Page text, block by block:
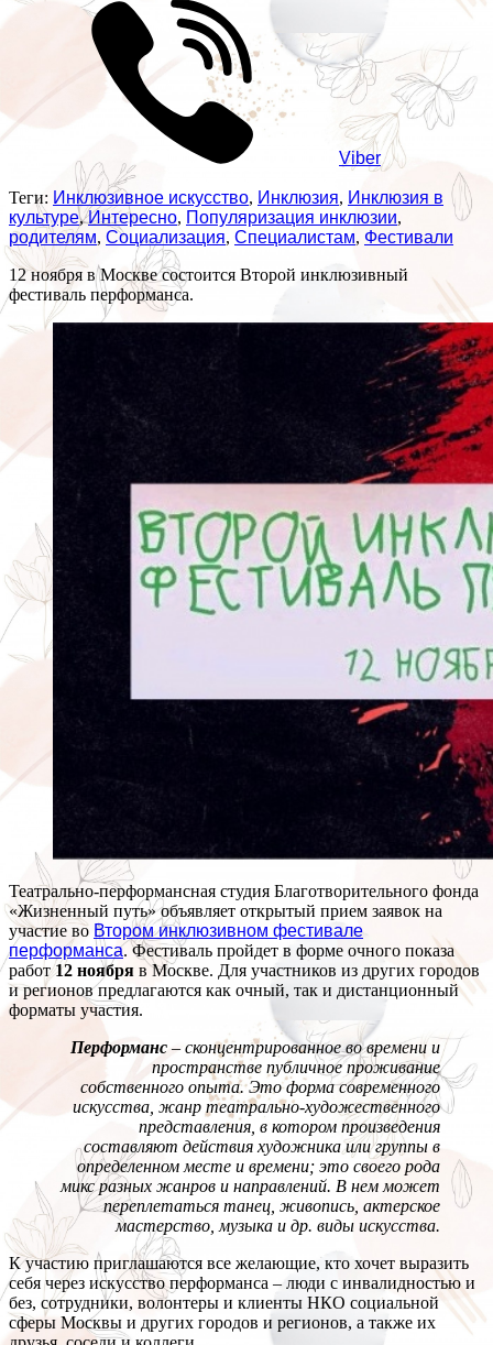
Viber
Теги: Инклюзивное искусство, Инклюзия, Инклюзия в
культуре,Интересно, Популяризация инклюзии,
родителям, Социализация, Специалистам, Фестивали
12 ноября в Москве состоится Второй инклюзивный
фестиваль перформанса.
Театрально-перформансная студия Благотворительного фонда
«Жизненный путь» объявляет открытый прием заявок на
участие во Втором инклюзивном фестивале
перформанса. Фестиваль пройдет в форме очного показа
работ12 ноября в Москве. Для участников из других городов
и регионов предлагаются как очный, так и дистанционный
форматы участия.
Перформанс– сконцентрированное во времени и
пространстве публичное проживание
собственного опыта. Это форма современного
искусства, жанр театрально-художественного
представления, в котором произведения
составляют действия художника или группы в
определенном месте и времени; это своего рода
микс разных жанров и направлений. В нем может
переплетаться танец, живопись, актерское
мастерство, музыка и др. виды искусства.
К участию приглашаются все желающие, кто хочет выразить
себя через искусство перформанса – люди с инвалидностью и
без, сотрудники, волонтеры и клиенты НКО социальной
сферы Москвы и других городов и регионов, а также их